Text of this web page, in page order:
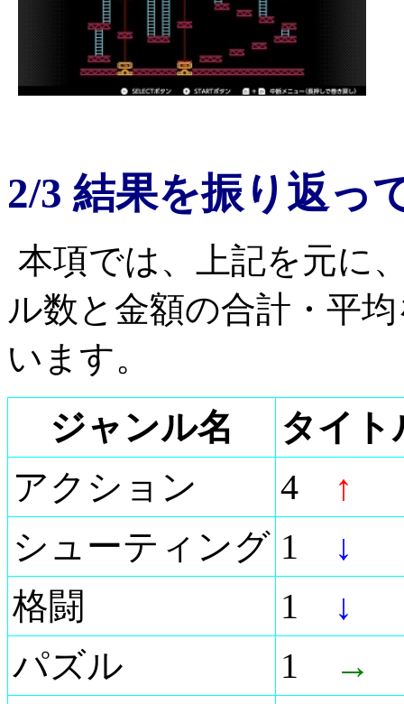
2/3 結果を振り返
本項では、上記を元に
ル数と金額の合計・平
います。
ジャンル名
タイト
アクション
4
↑
シューティング 1
↓
格闘
1
↓
パズル
1
→